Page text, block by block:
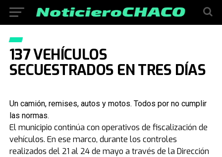
137 VEHÍCULOS
SECUESTRADOS EN TRES DÍAS
Un camión, remises, autos y motos. Todos por no cumplir
las normas.
El municipio continúa con operativos de fiscalización de
vehículos. En ese marco, durante los controles
realizados del 21 al 24 de mayo a través de la Dirección